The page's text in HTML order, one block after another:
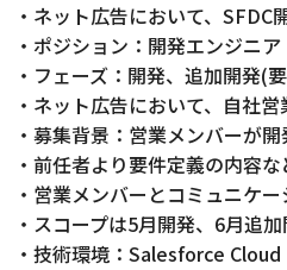
・ネット広告において、SFDC
・ポジション：開発エンジニア
・フェーズ：開発、追加開発(
・ネット広告において、自社
・募集背景：営業メンバーが
・前任者より要件定義の内容
・営業メンバーとコミュニケ
・スコープは5月開発、6月追
・技術環境：Salesforce Cloud